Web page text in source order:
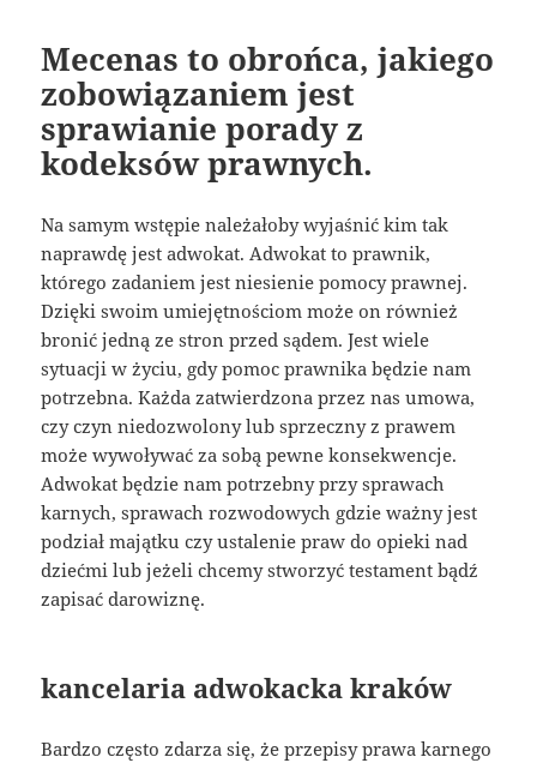
Mecenas to obrońca, jakiego
zobowiązaniem jest
sprawianie porady z
kodeksów prawnych.
Na samym wstępie należałoby wyjaśnić kim tak
naprawdę jest adwokat. Adwokat to prawnik,
którego zadaniem jest niesienie pomocy prawnej.
Dzięki swoim umiejętnościom może on również
bronić jedną ze stron przed sądem. Jest wiele
sytuacji w życiu, gdy pomoc prawnika będzie nam
potrzebna. Każda zatwierdzona przez nas umowa,
czy czyn niedozwolony lub sprzeczny z prawem
może wywoływać za sobą pewne konsekwencje.
Adwokat będzie nam potrzebny przy sprawach
karnych, sprawach rozwodowych gdzie ważny jest
podział majątku czy ustalenie praw do opieki nad
dziećmi lub jeżeli chcemy stworzyć testament bądź
zapisać darowiznę.
kancelaria adwokacka kraków
Bardzo często zdarza się, że przepisy prawa karnego